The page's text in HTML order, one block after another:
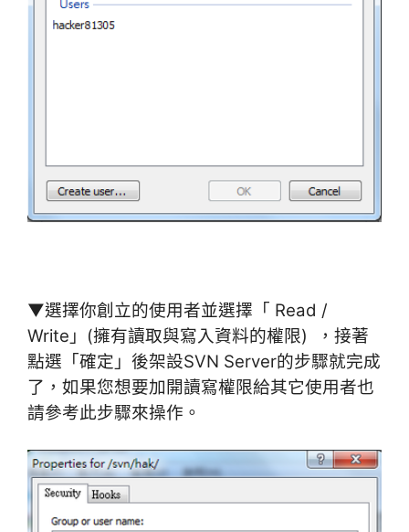
▼選擇你創立的使用者並選擇「 Read /
Write」(擁有讀取與寫入資料的權限) ，接著
點選「確定」後架設SVN Server的步驟就完成
了，如果您想要加開讀寫權限給其它使用者也
請參考此步驟來操作。